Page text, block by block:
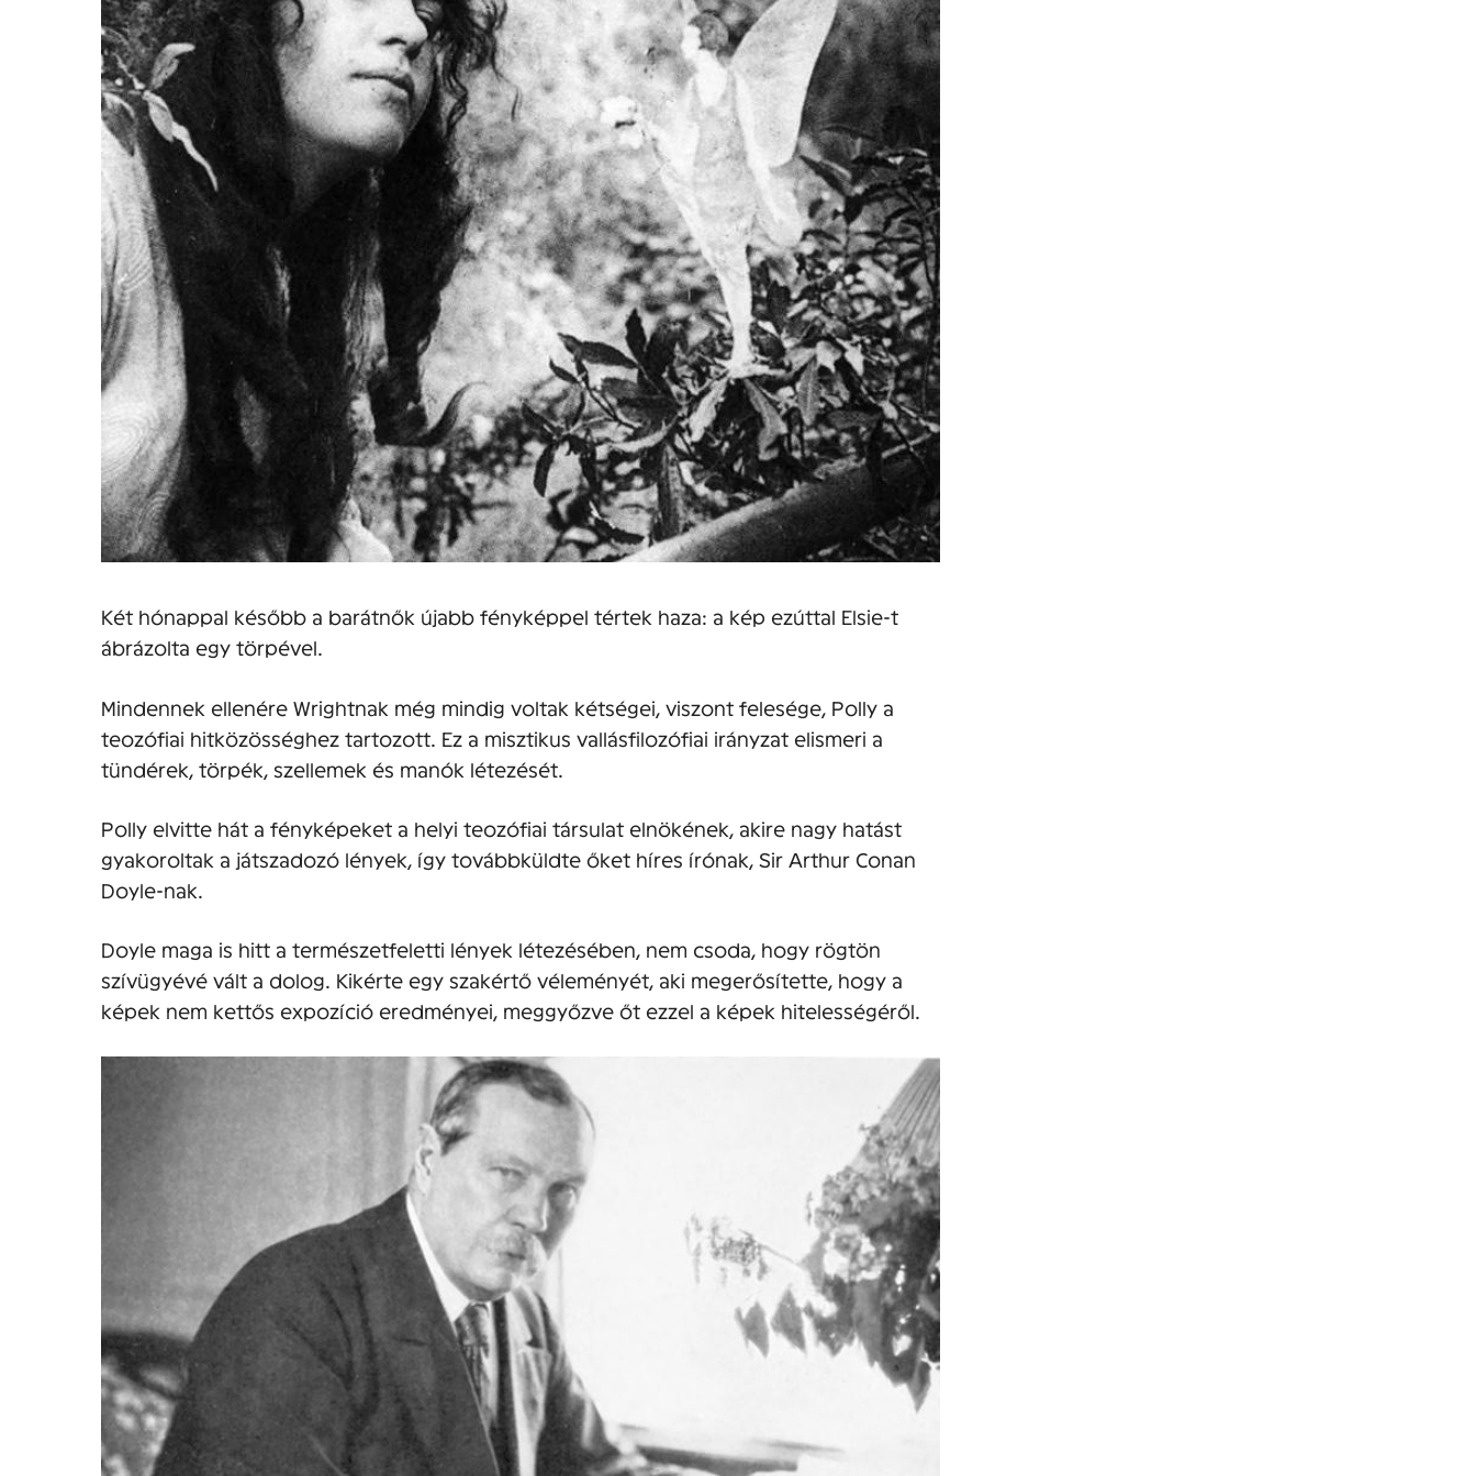
Két hónappal később a barátnők újabb fényképpel tértek haza: a kép ezúttal Elsie-t
ábrázolta egy törpével.
Mindennek ellenére Wrightnak még mindig voltak kétségei, viszont felesége, Polly a
teozófiai hitközösséghez tartozott. Ez a misztikus vallásfilozófiai irányzat elismeri a
tündérek, törpék, szellemek és manók létezését.
Polly elvitte hát a fényképeket a helyi teozófiai társulat elnökének, akire nagy hatást
gyakoroltak a játszadozó lények, így továbbküldte őket híres írónak, Sir Arthur Conan
Doyle-nak.
Doyle maga is hitt a természetfeletti lények létezésében, nem csoda, hogy rögtön
szívügyévé vált a dolog. Kikérte egy szakértő véleményét, aki megerősítette, hogy a
képek nem kettős expozíció eredményei, meggyőzve őt ezzel a képek hitelességéről.